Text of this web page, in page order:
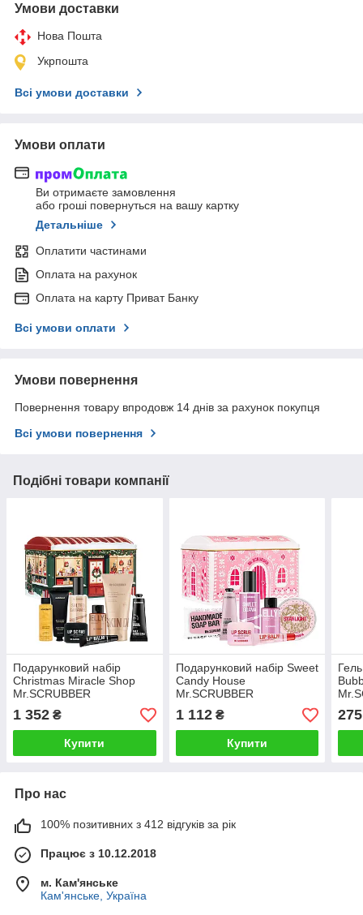
Умови доставки
Нова Пошта
Укрпошта
Всі умови доставки
Умови оплати
Ви отримаєте замовлення
або гроші повернуться на вашу картку
Детальніше
Оплатити частинами
Оплата на рахунок
Оплата на карту Приват Банку
Всі умови оплати
Умови повернення
Повернення товару впродовж 14 днів за рахунок покупця
Всі умови повернення
Подібні товари компанії
Подарунковий набір
Christmas Miracle Shop
Mr.SCRUBBER
1 352 ₴
Купити
Подарунковий набір Sweet
Candy House
Mr.SCRUBBER
1 112₴
Купити
275
Про нас
100% позитивних з 412 відгуків за рік
Працює з 10.12.2018
м. Кам'янське
Кам'янське, Україна